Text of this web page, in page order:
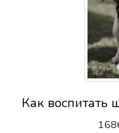
Как воспитать